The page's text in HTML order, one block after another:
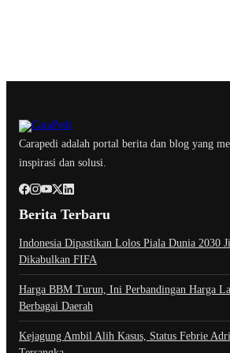
Carapedi adalah portal berita dan blog yang
inspirasi dan solusi.
Berita Terbaru
Indonesia Dipastikan Lolos Piala Dunia 2030
Dikabulkan FIFA
Harga BBM Turun, Ini Perbandingan Harga
Berbagai Daerah
Kejagung Ambil Alih Kasus, Status Febrie